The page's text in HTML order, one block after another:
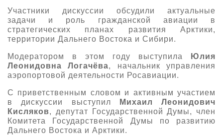
Публикации о выставке
Пресс-релизы
Участники дискуссии обсудили актуальные
задачи и роль гражданской авиации в
стратегических планах развития Арктики,
территории Дальнего Востока и Сибири.
Модератором в этом году выступила
Юлия
Леонидовна Логачёва, начальник управления
аэропортовой деятельности Росавиации.
С приветственным словом и активным участием
в дискуссии выступил
Михаил Леонидович
Кисляков, депутат Государственной Думы, член
Комитета Государственной Думы по развитию
Дальнего Востока и Арктики.